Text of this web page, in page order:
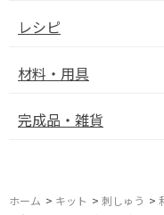
レシピ
材料・用具
完成品・雑貨
ホーム > キット > 刺しゅう >